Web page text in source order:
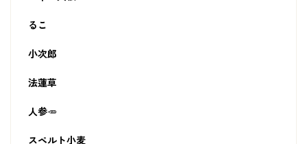
るこ
小次郎
法蓮草
人参🥕
スペルト小麦